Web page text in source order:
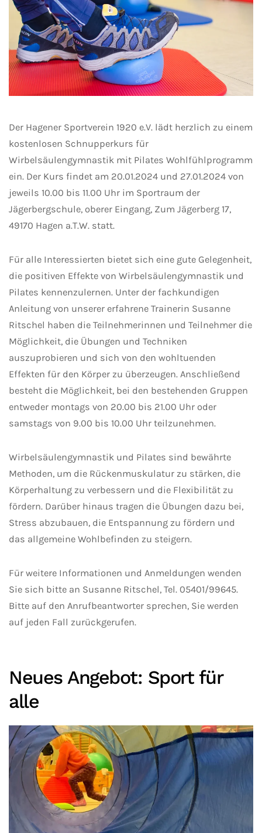
Der Hagener Sportverein 1920 e.V. lädt herzlich zu einem
kostenlosen Schnupperkurs für
Wirbelsäulengymnastik mit Pilates Wohlfühlprogramm
ein. Der Kurs findet am 20.01.2024 und 27.01.2024 von
jeweils 10.00 bis 11.00 Uhr im Sportraum der
Jägerbergschule, oberer Eingang, Zum Jägerberg 17,
49170 Hagen a.T.W. statt.
Für alle Interessierten bietet sich eine gute Gelegenheit,
die positiven Effekte von Wirbelsäulengymnastik und
Pilates kennenzulernen. Unter der fachkundigen
Anleitung von unserer erfahrene Trainerin Susanne
Ritschel haben die Teilnehmerinnen und Teilnehmer die
Möglichkeit, die Übungen und Techniken
auszuprobieren und sich von den wohltuenden
Effekten für den Körper zu überzeugen. Anschließend
besteht die Möglichkeit, bei den bestehenden Gruppen
entweder montags von 20.00 bis 21.00 Uhr oder
samstags von 9.00 bis 10.00 Uhr teilzunehmen.
Wirbelsäulengymnastik und Pilates sind bewährte
Methoden, um die Rückenmuskulatur zu stärken, die
Körperhaltung zu verbessern und die Flexibilität zu
fördern. Darüber hinaus tragen die Übungen dazu bei,
Stress abzubauen, die Entspannung zu fördern und
das allgemeine Wohlbefinden zu steigern.
Für weitere Informationen und Anmeldungen wenden
Sie sich bitte an Susanne Ritschel, Tel. 05401/99645.
Bitte auf den Anrufbeantworter sprechen, Sie werden
auf jeden Fall zurückgerufen.
Neues Angebot: Sport für
alle